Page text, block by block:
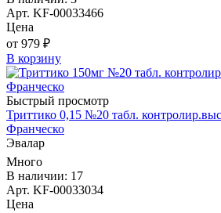
Арт. KF-00033466
Цена
от 979 ₽
В корзину
Быстрый просмотр
Триттико 0,15 №20 табл.
Франческо
Эвалар
Много
В наличии: 17
Арт. KF-00033034
Цена